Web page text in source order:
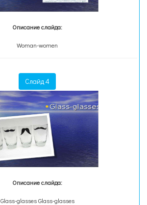
Описание слайда:
Woman-women
Слайд 4
Описание слайда:
Glass-glasses Glass-glasses